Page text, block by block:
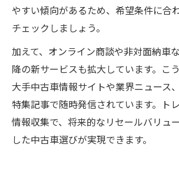
やすい傾向があるため、希望条件に合
チェックしましょう。
加えて、オンライン商談や非対面納車
降の新サービスも拡大しています。こ
大手中古車情報サイトや業界ニュース
特集記事で随時発信されています。ト
情報収集で、将来的なリセールバリュ
した中古車選びが実現できます。